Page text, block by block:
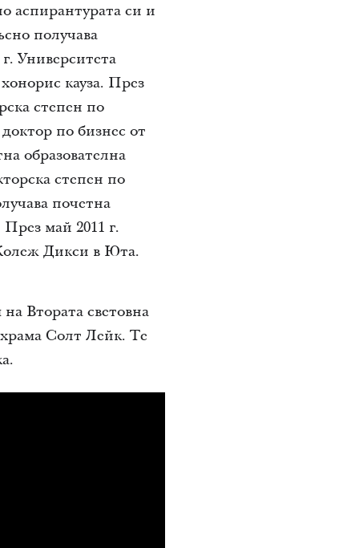
аспирантурата си и
получава
Университета
кауза. През
степен по
по бизнес от
образователна
степен по
почетна
май 2011 г.
Дикси в Юта.
Втората световна
Солт Лейк. Те